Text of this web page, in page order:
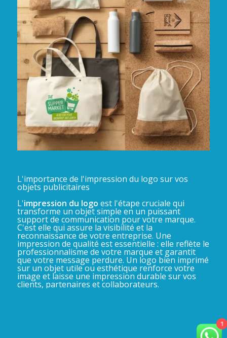
L'importance de l'impression du logo sur vos
objets publicitaires
L'impression du logo est l'étape cruciale qui
transforme un objet simple en un puissant
support de communication pour votre marque.
C'est elle qui assure la visibilité et la
reconnaissance de votre entreprise. Une
impression de qualité est essentielle : elle reflète le
professionnalisme de votre marque et garantit
que votre message perdure. Un logo bien imprimé
sur un objet utile ou esthétique renforce votre
image et laisse une impression durable sur vos
clients, partenaires et collaborateurs.
1